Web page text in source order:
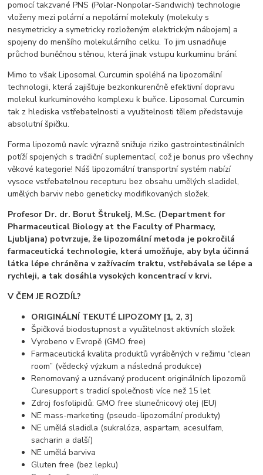
pomocí takzvané PNS (Polar-Nonpolar-Sandwich) technologie
vloženy mezi polární a nepolární molekuly (molekuly s
nesymetricky a symetricky rozloženým elektrickým nábojem) a
spojeny do menšího molekulárního celku. To jim usnadňuje
průchod buněčnou stěnou, která jinak vstupu kurkuminu brání.
Mimo to však Liposomal Curcumin spoléhá na lipozomální
technologii, která zajišťuje bezkonkurenčně efektivní dopravu
molekul kurkuminového komplexu k buňce. Liposomal Curcumin
tak z hlediska vstřebatelnosti a využitelnosti tělem představuje
absolutní špičku.
Forma lipozomů navíc výrazně snižuje riziko gastrointestinálních
potíží spojených s tradiční suplementací, což je bonus pro všechny
věkové kategorie! Náš lipozomální transportní systém nabízí
vysoce vstřebatelnou recepturu bez obsahu umělých sladidel,
umělých barviv nebo geneticky modifikovaných složek.
Profesor Dr. dr. Borut Štrukelj, M.Sc. (Department for
Pharmaceutical Biology at the Faculty of Pharmacy,
Ljubljana) potvrzuje, že lipozomální metoda je pokročilá
farmaceutická technologie, která umožňuje, aby byla účinná
látka lépe chráněna v zažívacím traktu, vstřebávala se lépe a
rychleji, a tak dosáhla vysokých koncentrací v krvi.
V ČEM JE ROZDÍL?
ORIGINÁLNÍ TEKUTÉ LIPOZOMY [1, 2, 3]
Špičková biodostupnost a využitelnost aktivních složek
Vyrobeno v Evropě (GMO free)
Farmaceutická kvalita produktů vyráběných v režimu “clean
room” (vědecký výzkum a následná produkce)
Renomovaný a uznávaný producent originálních lipozomů
Curesupport s tradicí společnosti více než 15 let
Zdroj fosfolipidů: GMO free slunečnicový olej (EU)
NE mass-marketing (pseudo-lipozomální produkty)
NE umělá sladidla (sukralóza, aspartam, acesulfam,
sacharin a další)
NE umělá barviva
Gluten free (bez lepku)